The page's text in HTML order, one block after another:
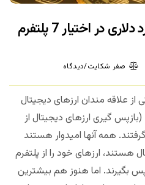
بیت کوین و اتر 25 میلیارد دلاری در اختیار 7 پلتفرم
صفر شکایت/دیدگاه
گروه کوچکی از علاقه مندان ارزهای دیجیتال
دومین سالگرد Proof-of-Keys (بازپس گیری ارزهای دیجیتال از
همه آنها امیدوار هستند
هستند، ارزهای خود را از پلتفرم
بگیرند. اما هنوز هم بیشترین